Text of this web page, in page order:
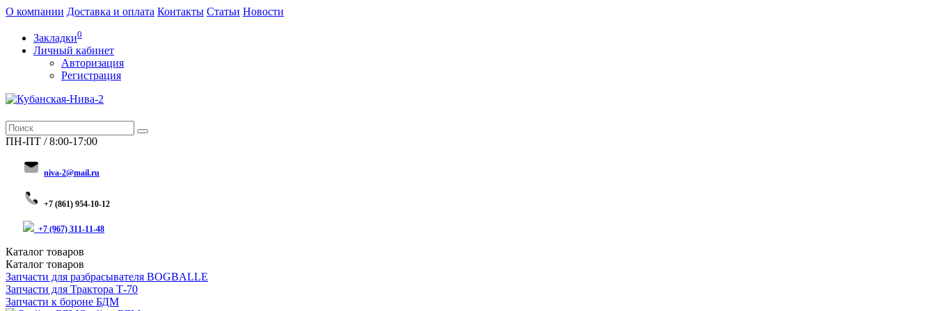
О компании Доставка и оплата Контакты Статьи Новости
Закладки0
Личный кабинет
Авторизация
Регистрация
ПН-ПТ / 8:00-17:00
niva-2@mail.ru
+7 (861) 954-10-12
+7 (967) 311-11-48
Каталог товаров
Каталог товаров
Запчасти для разбрасывателя BOGBALLE
Запчасти для Трактора Т-70
Запчасти к бороне БДМ